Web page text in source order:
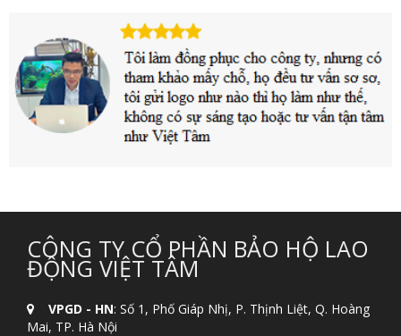
CÔNG TY CỔ PHẦN BẢO HỘ LAO
ĐỘNG VIỆT TÂM
VPGD - HN: Số 1, Phố Giáp Nhị, P. Thịnh Liệt, Q. Hoàng
Mai, TP. Hà Nội